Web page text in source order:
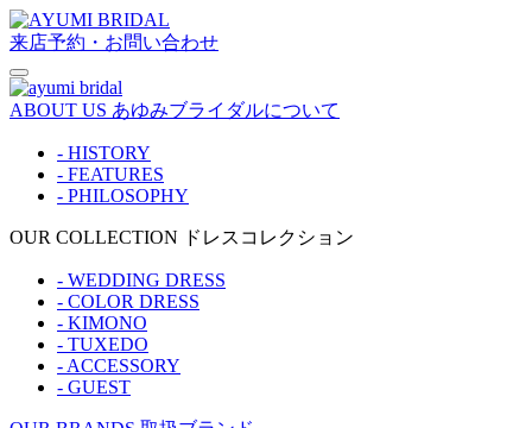
来店予約・お問い合わせ
ABOUT US あゆみブライダルについて
- HISTORY
- FEATURES
- PHILOSOPHY
OUR COLLECTION ドレスコレクション
- WEDDING DRESS
- COLOR DRESS
- KIMONO
- TUXEDO
- ACCESSORY
- GUEST